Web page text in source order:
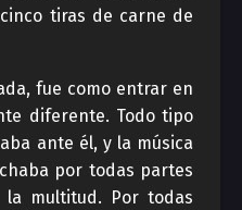
tiras de carne de
fue como entrar en
diferente. Todo tipo
ante él, y la música
por todas partes
multitud. Por todas